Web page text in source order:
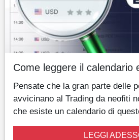
Come leggere il calendario
Pensate che la gran parte delle
avvicinano al Trading da neofiti
che esiste un calendario di
LEGGI